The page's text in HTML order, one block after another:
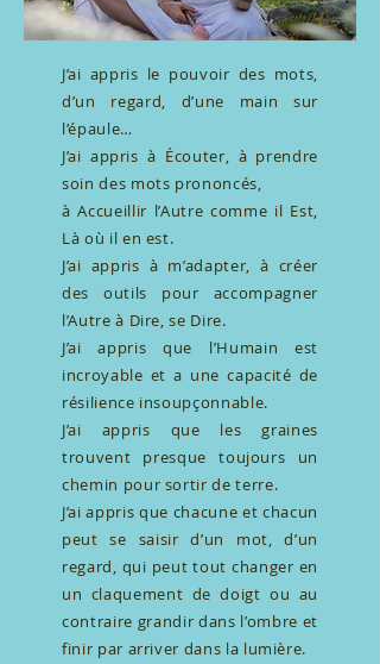
J’ai appris le pouvoir des mots,
d’un regard, d’une main sur
l’épaule…
J’ai appris à Écouter, à prendre
soin des mots prononcés,
à Accueillir l’Autre comme il Est,
Là où il en est.
J’ai appris à m’adapter, à créer
des outils pour accompagner
l’Autre à Dire, se Dire.
J’ai appris que l’Humain est
incroyable et a une capacité de
résilience insoupçonnable.
J’ai appris que les graines
trouvent presque toujours un
chemin pour sortir de terre.
J’ai appris que chacune et chacun
peut se saisir d’un mot, d’un
regard, qui peut tout changer en
un claquement de doigt ou au
contraire grandir dans l’ombre et
finir par arriver dans la lumière.